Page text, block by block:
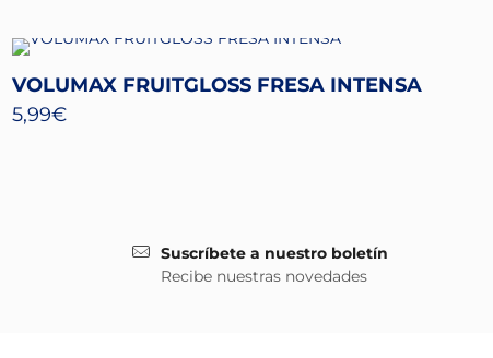
VOLUMAX FRUITGLOSS FRESA INTENSA
5,99€
Suscríbete a nuestro boletín
Recibe nuestras novedades